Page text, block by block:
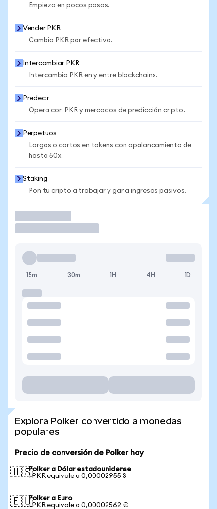
Empieza en pocos pasos.
Vender PKR
Cambia PKR por efectivo.
Intercambiar PKR
Intercambia PKR en y entre blockchains.
Predecir
Opera con PKR y mercados de predicción cripto.
Perpetuos
Largos o cortos en tokens con apalancamiento de
hasta 50x.
Staking
Pon tu cripto a trabajar y gana ingresos pasivos.
15m 30m 1H 4H 1D
Explora Polker convertido a monedas
populares
Precio de conversión de Polker hoy
🇺🇸Polker a Dólar estadounidense
1 PKR equivale a 0,00002955 $
🇪🇺Polker a Euro
1 PKR equivale a 0,00002562 €